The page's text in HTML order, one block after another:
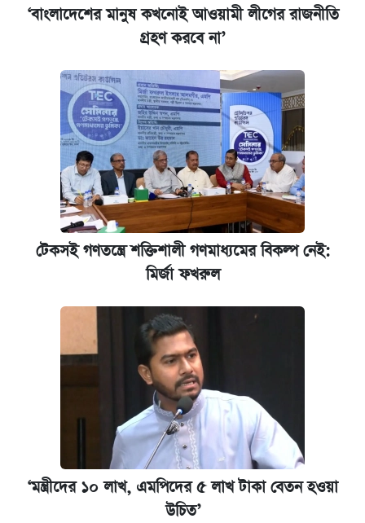
‘বাংলাদেশের মানুষ কখনোই আওয়ামী লীগের রাজনীতি
গ্রহণ করবে না’
টেকসই গণতন্ত্রে শক্তিশালী গণমাধ্যমের বিকল্প নেই:
মির্জা ফখরুল
‘মন্ত্রীদের ১০ লাখ, এমপিদের ৫ লাখ টাকা বেতন হওয়া
উচিত’